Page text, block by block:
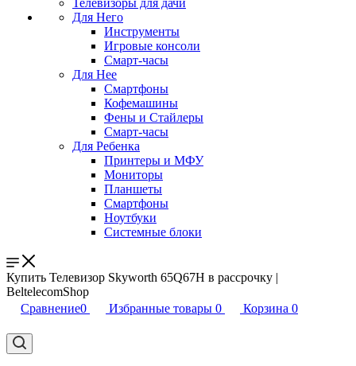
Телевизоры для дачи
Для Него
Инструменты
Игровые консоли
Смарт-часы
Для Нее
Смартфоны
Кофемашины
Фены и Стайлеры
Смарт-часы
Для Ребенка
Принтеры и МФУ
Мониторы
Планшеты
Смартфоны
Ноутбуки
Системные блоки
Купить Телевизор Skyworth 65Q67H в рассрочку |
BeltelecomShop
Сравнение0 Избранные товары 0 Корзина 0